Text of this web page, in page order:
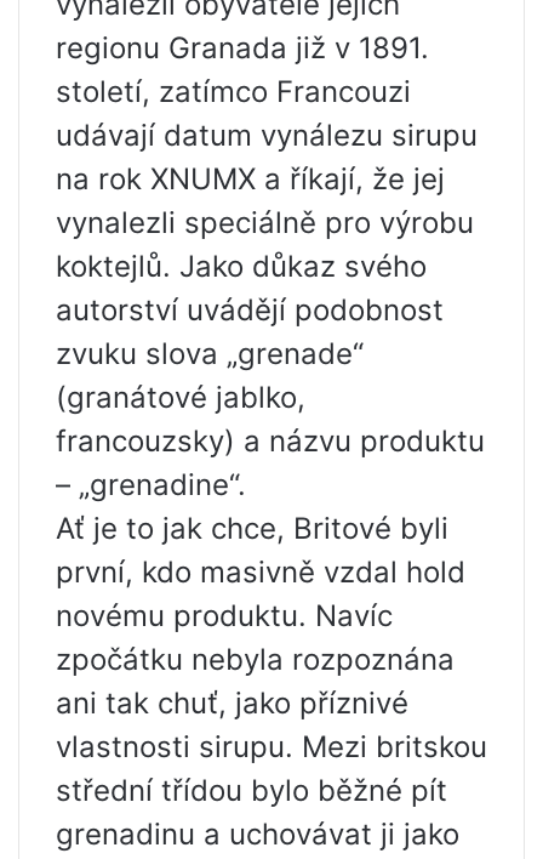
regionu Granada již v 1891.
století, zatímco Francouzi
udávají datum vynálezu sirupu
na rok XNUMX a říkají, že jej
vynalezli speciálně pro výrobu
koktejlů. Jako důkaz svého
autorství uvádějí podobnost
zvuku slova „grenade“
(granátové jablko,
francouzsky) a názvu produktu
– „grenadine“.
Ať je to jak chce, Britové byli
první, kdo masivně vzdal hold
novému produktu. Navíc
zpočátku nebyla rozpoznána
ani tak chuť, jako příznivé
vlastnosti sirupu. Mezi britskou
střední třídou bylo běžné pít
grenadinu a uchovávat ji jako